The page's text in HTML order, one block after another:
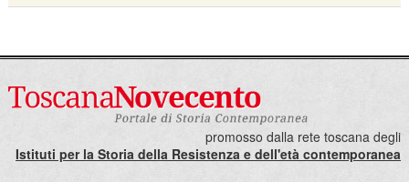
promosso dalla rete toscana degli
Istituti per la Storia della Resistenza e dell'età contemporanea